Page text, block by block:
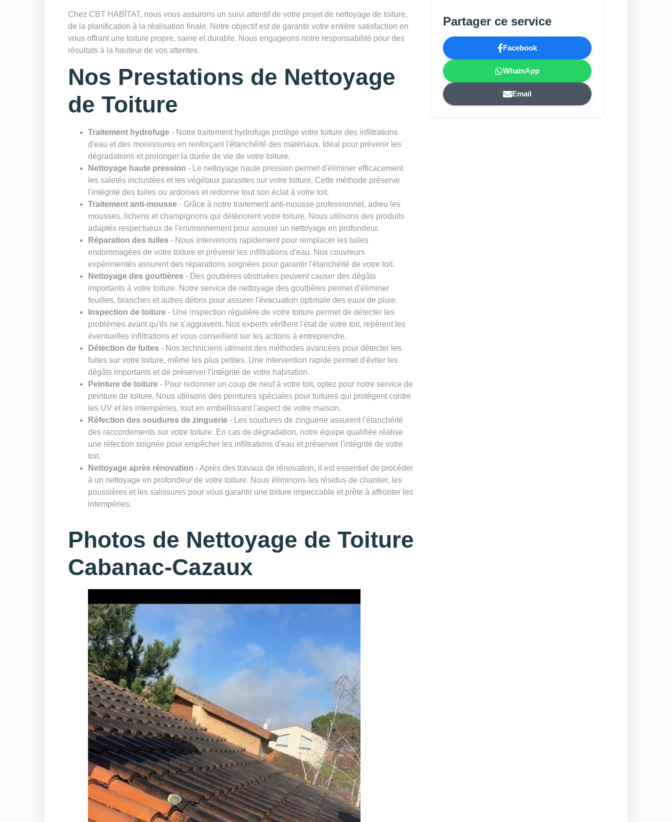
Chez CBT HABITAT, nous vous assurons un suivi attentif de votre projet de nettoyage de toiture,
de la planification à la réalisation finale. Notre objectif est de garantir votre entière satisfaction en
vous offrant une toiture propre, saine et durable. Nous engageons notre responsabilité pour des
résultats à la hauteur de vos attentes.
Nos Prestations de Nettoyage
de Toiture
Traitement hydrofuge - Notre traitement hydrofuge protège votre toiture des infiltrations
d'eau et des moisissures en renforçant l'étanchéité des matériaux. Idéal pour prévenir les
dégradations et prolonger la durée de vie de votre toiture.
Nettoyage haute pression - Le nettoyage haute pression permet d'éliminer efficacement
les saletés incrustées et les végétaux parasites sur votre toiture. Cette méthode préserve
l'intégrité des tuiles ou ardoises et redonne tout son éclat à votre toit.
Traitement anti-mousse - Grâce à notre traitement anti-mousse professionnel, adieu les
mousses, lichens et champignons qui détériorent votre toiture. Nous utilisons des produits
adaptés respectueux de l'environnement pour assurer un nettoyage en profondeur.
Réparation des tuiles - Nous intervenons rapidement pour remplacer les tuiles
endommagées de votre toiture et prévenir les infiltrations d'eau. Nos couvreurs
expérimentés assurent des réparations soignées pour garantir l'étanchéité de votre toit.
Nettoyage des gouttières - Des gouttières obstruées peuvent causer des dégâts
importants à votre toiture. Notre service de nettoyage des gouttières permet d'éliminer
feuilles, branches et autres débris pour assurer l'évacuation optimale des eaux de pluie.
Inspection de toiture - Une inspection régulière de votre toiture permet de détecter les
problèmes avant qu'ils ne s'aggravent. Nos experts vérifient l'état de votre toit, repèrent les
éventuelles infiltrations et vous conseillent sur les actions à entreprendre.
Détection de fuites - Nos techniciens utilisent des méthodes avancées pour détecter les
fuites sur votre toiture, même les plus petites. Une intervention rapide permet d'éviter les
dégâts importants et de préserver l'intégrité de votre habitation.
Peinture de toiture - Pour redonner un coup de neuf à votre toit, optez pour notre service de
peinture de toiture. Nous utilisons des peintures spéciales pour toitures qui protègent contre
les UV et les intempéries, tout en embellissant l'aspect de votre maison.
Réfection des soudures de zinguerie - Les soudures de zinguerie assurent l'étanchéité
des raccordements sur votre toiture. En cas de dégradation, notre équipe qualifiée réalise
une réfection soignée pour empêcher les infiltrations d'eau et préserver l'intégrité de votre
toit.
Nettoyage après rénovation - Après des travaux de rénovation, il est essentiel de procéder
à un nettoyage en profondeur de votre toiture. Nous éliminons les résidus de chantier, les
poussières et les salissures pour vous garantir une toiture impeccable et prête à affronter les
intempéries.
Photos de Nettoyage de Toiture
Cabanac-Cazaux
Partager ce service
Facebook
WhatsApp
Email